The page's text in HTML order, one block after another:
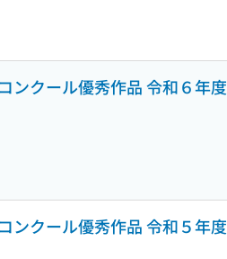
ンクール優秀作品 令和６年度
ンクール優秀作品 令和５年度